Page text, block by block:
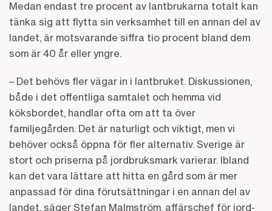
Medan endast tre procent av lantbrukarna totalt kan
tänka sig att flytta sin verksamhet till en annan del av
landet, är motsvarande siffra tio procent bland dem
som är 40 år eller yngre.
– Det behövs fler vägar in i lantbruket. Diskussionen,
både i det offentliga samtalet och hemma vid
köksbordet, handlar ofta om att ta över
familjegården. Det är naturligt och viktigt, men vi
behöver också öppna för fler alternativ. Sverige är
stort och priserna på jordbruksmark varierar. Ibland
kan det vara lättare att hitta en gård som är mer
anpassad för dina förutsättningar i en annan del av
landet, säger Stefan Malmström, affärschef för jord-